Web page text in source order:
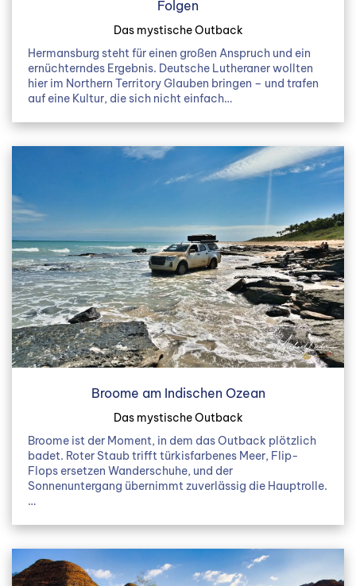
Folgen
Das mystische Outback
Hermansburg steht für einen großen Anspruch und ein
ernüchterndes Ergebnis. Deutsche Lutheraner wollten
hier im Northern Territory Glauben bringen – und trafen
auf eine Kultur, die sich nicht einfach…
Broome am Indischen Ozean
Das mystische Outback
Broome ist der Moment, in dem das Outback plötzlich
badet. Roter Staub trifft türkisfarbenes Meer, Flip-
Flops ersetzen Wanderschuhe, und der
Sonnenuntergang übernimmt zuverlässig die Hauptrolle.
…